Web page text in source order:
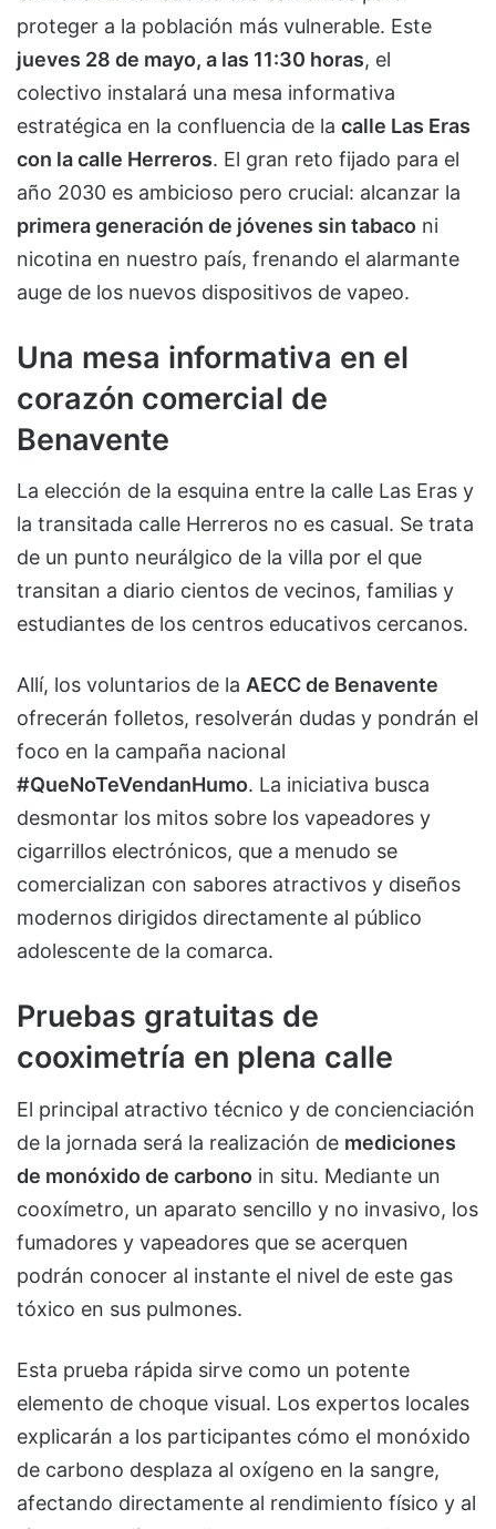
proteger a la población más vulnerable. Este
jueves 28 de mayo, a las 11:30 horas, el
colectivo instalará una mesa informativa
estratégica en la confluencia de la calle Las Eras
con la calle Herreros. El gran reto fijado para el
año 2030 es ambicioso pero crucial: alcanzar la
primera generación de jóvenes sin tabaco ni
nicotina en nuestro país, frenando el alarmante
auge de los nuevos dispositivos de vapeo.
Una mesa informativa en el
corazón comercial de
Benavente
La elección de la esquina entre la calle Las Eras y
la transitada calle Herreros no es casual. Se trata
de un punto neurálgico de la villa por el que
transitan a diario cientos de vecinos, familias y
estudiantes de los centros educativos cercanos.
Allí, los voluntarios de la AECC de Benavente
ofrecerán folletos, resolverán dudas y pondrán el
foco en la campaña nacional
#QueNoTeVendanHumo. La iniciativa busca
desmontar los mitos sobre los vapeadores y
cigarrillos electrónicos, que a menudo se
comercializan con sabores atractivos y diseños
modernos dirigidos directamente al público
adolescente de la comarca.
Pruebas gratuitas de
cooximetría en plena calle
El principal atractivo técnico y de concienciación
de la jornada será la realización de mediciones
de monóxido de carbono in situ. Mediante un
cooxímetro, un aparato sencillo y no invasivo, los
fumadores y vapeadores que se acerquen
podrán conocer al instante el nivel de este gas
tóxico en sus pulmones.
Esta prueba rápida sirve como un potente
elemento de choque visual. Los expertos locales
explicarán a los participantes cómo el monóxido
de carbono desplaza al oxígeno en la sangre,
afectando directamente al rendimiento físico y al